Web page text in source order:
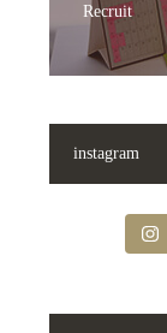
Recruit
instagram